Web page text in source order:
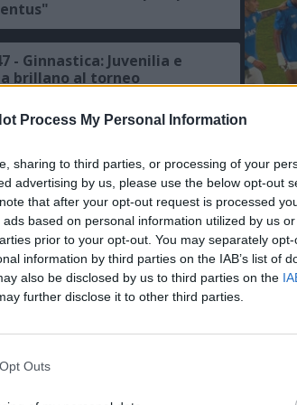
Process My Personal Information
sharing to third parties, or processing of your
advertising by us, please use the below opt-out
that after your opt-out request is processed
based on personal information utilized by us
prior to your opt-out. You may separately
information by third parties on the IAB’s list of
also be disclosed by us to third parties on the
further disclose it to other third parties.
Outs
- Ginnastica: Juvenilia e
brillano al torneo
podio
alla Continassa, saluti e
- JUVENTUS - Ferrero:
rugby all'Allianz? Siamo
il nostro stadio"
estive di Juventus, Inter,
e Torino